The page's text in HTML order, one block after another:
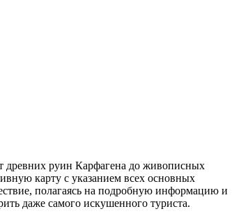
карту с указанием всех основных
полагаясь на подробную информацию и
даже самого искушенного туриста.